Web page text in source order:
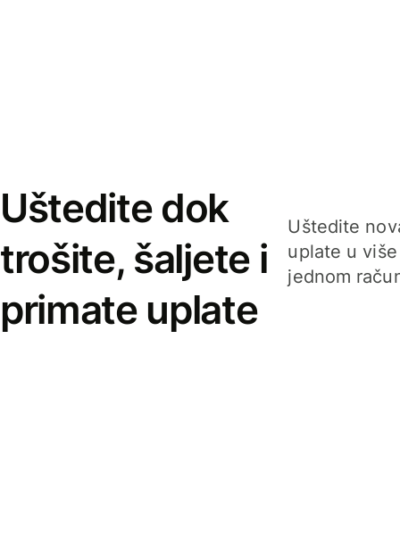
Uštedite dok
trošite, šaljete i
primate uplate
Uštedite
uplate u
jednom